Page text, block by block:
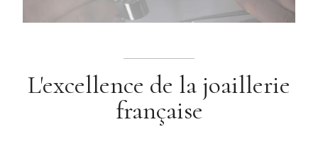
L'excellence de la joaillerie
française